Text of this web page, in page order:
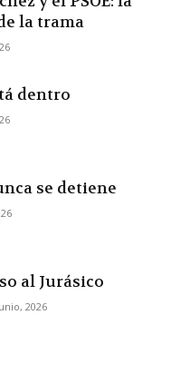
la trama
dentro
se detiene
al Jurásico
2026